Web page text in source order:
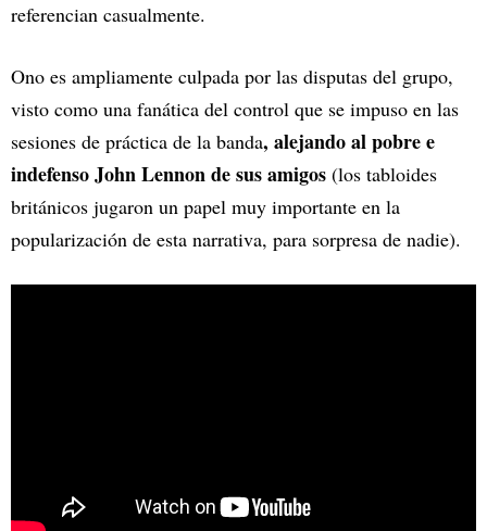
referencian casualmente.
Ono es ampliamente culpada por las disputas del grupo,
visto como una fanática del control que se impuso en las
sesiones de práctica de la banda, alejando al pobre e
indefenso John Lennon de sus amigos (los tabloides
británicos jugaron un papel muy importante en la
popularización de esta narrativa, para sorpresa de nadie).